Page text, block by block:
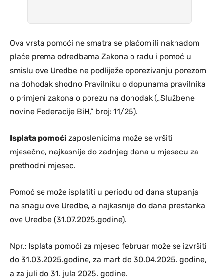
Ova vrsta pomoći ne smatra se plaćom ili naknadom
plaće prema odredbama Zakona o radu i pomoć u
smislu ove Uredbe ne podliježe oporezivanju porezom
na dohodak shodno Pravilniku o dopunama pravilnika
o primjeni zakona o porezu na dohodak („Službene
novine Federacije BiH,“ broj: 11/25).
Isplata pomoći zaposlenicima može se vršiti
mjesečno, najkasnije do zadnjeg dana u mjesecu za
prethodni mjesec.
Pomoć se može isplatiti u periodu od dana stupanja
na snagu ove Uredbe, a najkasnije do dana prestanka
ove Uredbe (31.07.2025.godine).
Npr.: Isplata pomoći za mjesec februar može se izvršiti
do 31.03.2025.godine, za mart do 30.04.2025. godine,
a za juli do 31. jula 2025. godine.